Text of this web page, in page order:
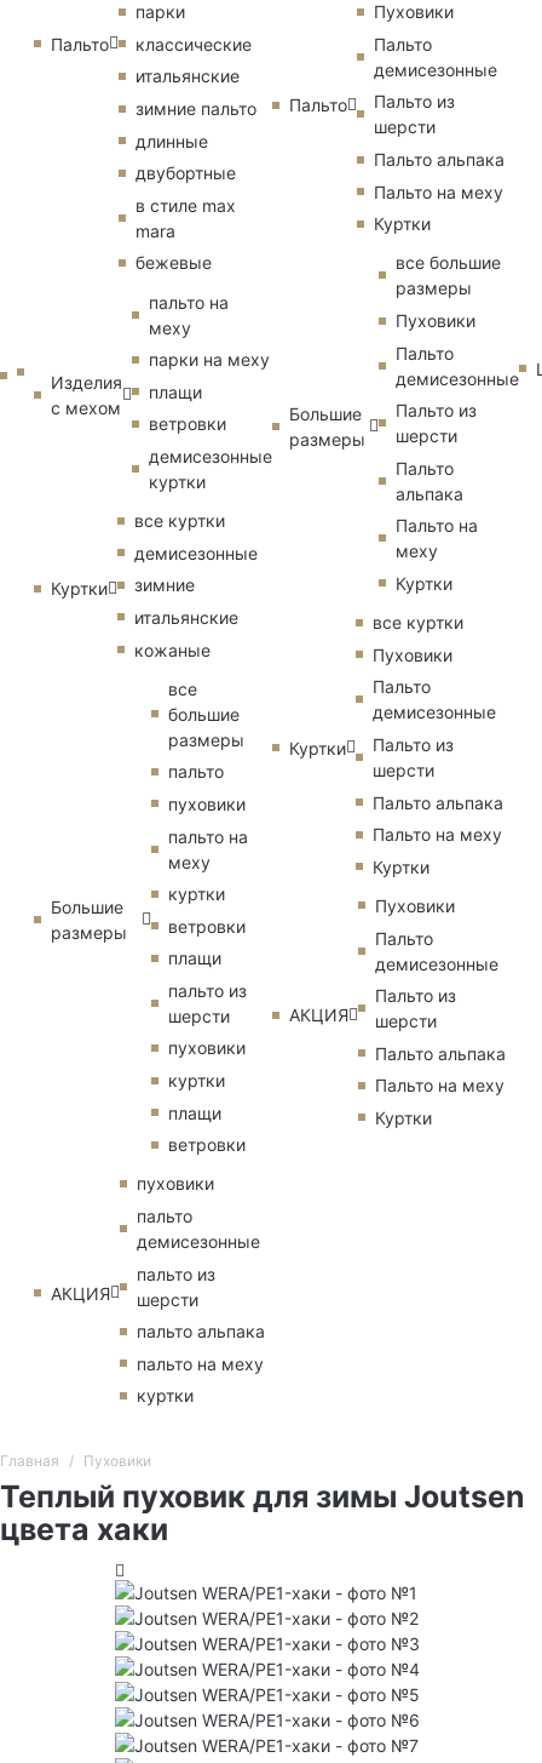
Пальто
парки
классические
итальянские
зимние пальто
длинные
двубортные
в стиле max
mara
бежевые
Изделия
с мехом
пальто на
меху
парки на меху
плащи
ветровки
демисезонные
куртки
Куртки
все куртки
демисезонные
зимние
итальянские
кожаные
Большие
размеры
все
большие
размеры
пальто
пуховики
пальто на
меху
куртки
ветровки
плащи
пальто из
шерсти
пуховики
куртки
плащи
ветровки
АКЦИЯ
пуховики
пальто
демисезонные
пальто из
шерсти
пальто альпака
пальто на меху
куртки
Пальто
Пуховики
Пальто
демисезонные
Пальто из
шерсти
Пальто альпака
Пальто на меху
Куртки
Большие
размеры
все большие
размеры
Пуховики
Пальто
демисезонные
Пальто из
шерсти
Пальто
альпака
Пальто на
меху
Куртки
Куртки
все куртки
Пуховики
Пальто
демисезонные
Пальто из
шерсти
Пальто альпака
Пальто на меху
Куртки
АКЦИЯ
Пуховики
Пальто
демисезонные
Пальто из
шерсти
Пальто альпака
Пальто на меху
Куртки
Главная Пуховики
Теплый пуховик для зимы Joutsen
цвета хаки